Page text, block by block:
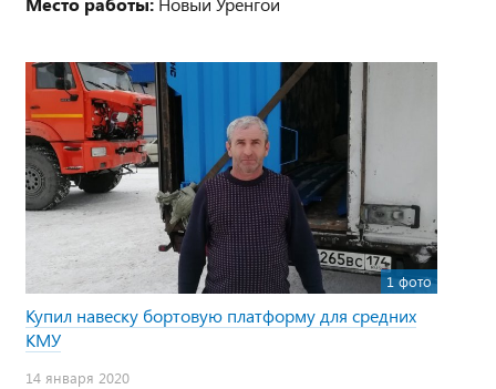
1 фото
Купил навеску бортовую платформу для средних
КМУ
14 января 2020